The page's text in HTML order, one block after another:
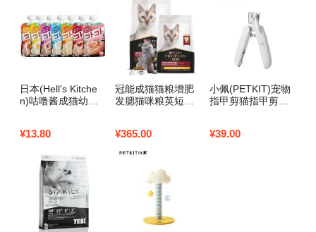
日本(Hell's Kitche
n)咕噜酱成猫幼猫
猫酱餐包猫湿粮牛
酸菌】金枪鱼鳕鱼9
0g（幼猫）
¥13.80
冠能成猫猫粮增肥
发腮猫咪粮英短美
价粮鸡肉味7kg
¥365.00
小佩(PETKIT)宠物
指甲剪猫指甲剪专
新手带LED灯宠物
¥39.00